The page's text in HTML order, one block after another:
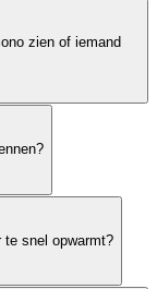
zien of iemand
te snel opwarmt?